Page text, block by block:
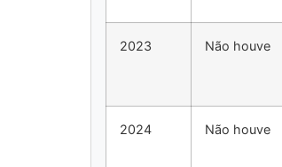
2023 Não houve
2024 Não houve